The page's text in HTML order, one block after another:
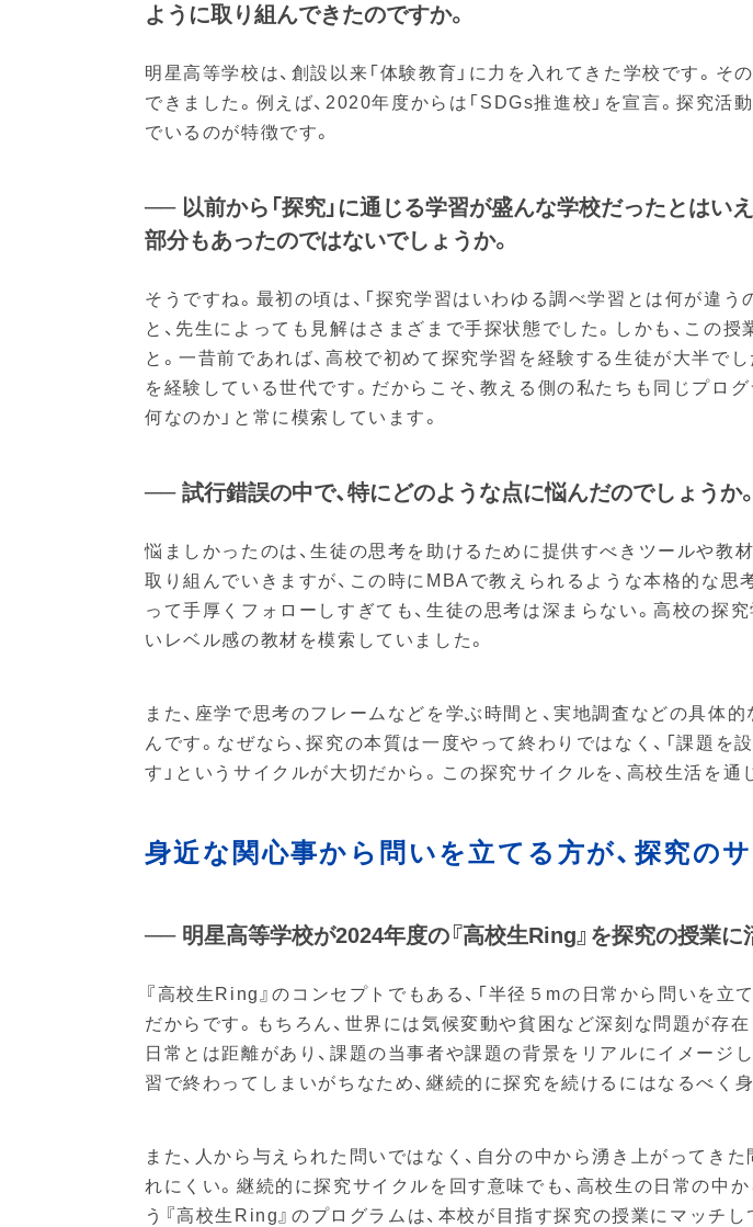
ように取り組んできたのですか。
明星高等学校は、創設以来「体験教育」に力を入れてきた学校です。
できました。例えば、2020年度からは「SDGs推進校」を宣言。探究活
でいるのが特徴です。
── 以前から「探究」に通じる学習が盛んな学校だったとはい
部分もあったのではないでしょうか。
そうですね。最初の頃は、「探究学習はいわゆる調べ学習とは何が違
と、先生によっても見解はさまざまで手探状態でした。しかも、この
と。一昔前であれば、高校で初めて探究学習を経験する生徒が大半で
を経験している世代です。だからこそ、教える側の私たちも同じプロ
何なのか」と常に模索しています。
── 試行錯誤の中で、特にどのような点に悩んだのでしょうか。
悩ましかったのは、生徒の思考を助けるために提供すべきツールや教
取り組んでいきますが、この時にMBAで教えられるような本格的な思
って手厚くフォローしすぎても、生徒の思考は深まらない。高校の探
いレベル感の教材を模索していました。
また、座学で思考のフレームなどを学ぶ時間と、実地調査などの具体
んです。なぜなら、探究の本質は一度やって終わりではなく、「課題
す」というサイクルが大切だから。この探究サイクルを、高校生活を
身近な関心事から問いを立てる方が、探究の
── 明星高等学校が2024年度の『高校生Ring』を探究の授業に
『高校生Ring』のコンセプトでもある、「半径５mの日常から問いを
だからです。もちろん、世界には気候変動や貧困など深刻な問題が存
日常とは距離があり、課題の当事者や課題の背景をリアルにイメー
習で終わってしまいがちなため、継続的に探究を続けるにはなるべく
また、人から与えられた問いではなく、自分の中から湧き上がってきた
れにくい。継続的に探究サイクルを回す意味でも、高校生の日常の中
う『高校生Ring』のプログラムは、本校が目指す探究の授業にマッチし